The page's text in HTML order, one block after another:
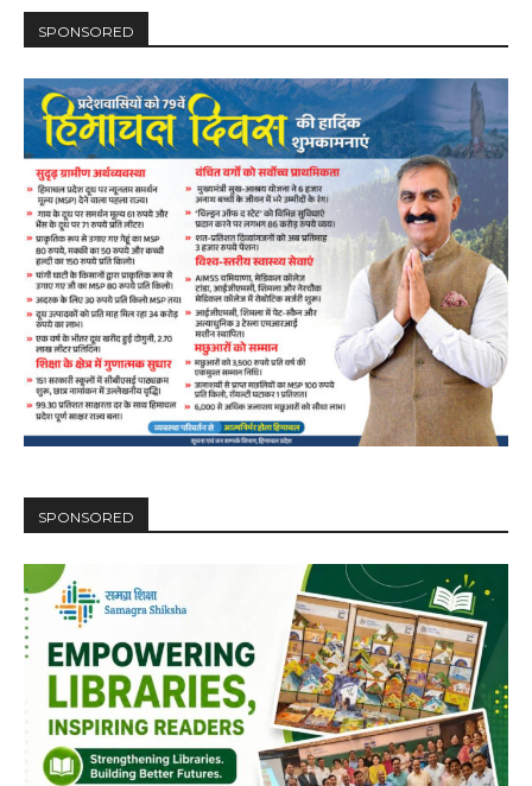
DAILY NEWS BULLETIN
Video
Player
00:00
NURTURING CREATIVITY – KEEKLI CHARITABLE TRUST, SHIMLA
SPONSORED
SPONSORED